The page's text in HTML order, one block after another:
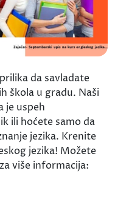
da savladate
škola u gradu. Naši
je uspeh
ili hoćete samo da
jezika. Krenite
jezika! Možete
više informacija: